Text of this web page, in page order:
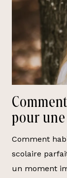
DE
pour
Comment
scolaire
un moment